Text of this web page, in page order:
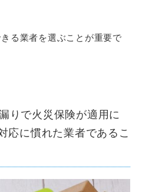
る業者を選ぶことが重要で
りで火災保険が適用に
応に慣れた業者であるこ